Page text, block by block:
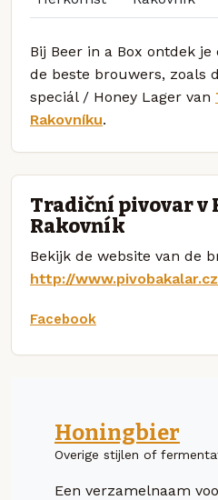
Bij Beer in a Box ontdek
de beste brouwers, zoals
speciál / Honey Lager van
Rakovníku.
Tradiční pivovar v
Rakovník
Bekijk de website van de
http://
Facebook
Honingbier
Overige stijlen of
Een verzamelnaam